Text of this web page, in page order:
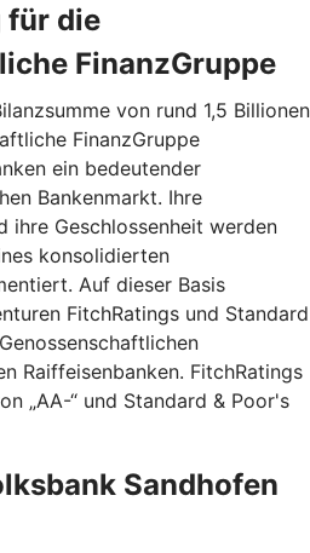
für die
FinanzGruppe
von rund 1,5 Billionen
FinanzGruppe
ein bedeutender
Bankenmarkt. Ihre
ihre Geschlossenheit werden
konsolidierten
Auf dieser Basis
FitchRatings und Standard
Raiffeisenbanken. FitchRatings
„AA-“ und Standard & Poor's
Sandhofen